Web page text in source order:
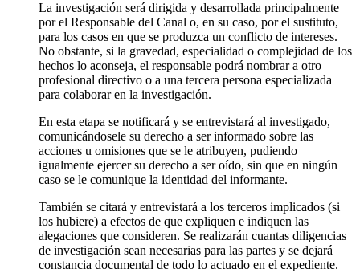
La investigación será dirigida y desarrollada principalmente
por el Responsable del Canal o, en su caso, por el sustituto,
para los casos en que se produzca un conflicto de intereses.
No obstante, si la gravedad, especialidad o complejidad de los
hechos lo aconseja, el responsable podrá nombrar a otro
profesional directivo o a una tercera persona especializada
para colaborar en la investigación.
En esta etapa se notificará y se entrevistará al investigado,
comunicándosele su derecho a ser informado sobre las
acciones u omisiones que se le atribuyen, pudiendo
igualmente ejercer su derecho a ser oído, sin que en ningún
caso se le comunique la identidad del informante.
También se citará y entrevistará a los terceros implicados (si
los hubiere) a efectos de que expliquen e indiquen las
alegaciones que consideren. Se realizarán cuantas diligencias
de investigación sean necesarias para las partes y se dejará
constancia documental de todo lo actuado en el expediente.